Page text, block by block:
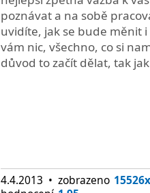
poznávat a na sobě
uvidíte, jak se bude měnit
vám nic, všechno, co si
důvod to začít dělat, tak
4.4.2013 • zobrazeno 15526x